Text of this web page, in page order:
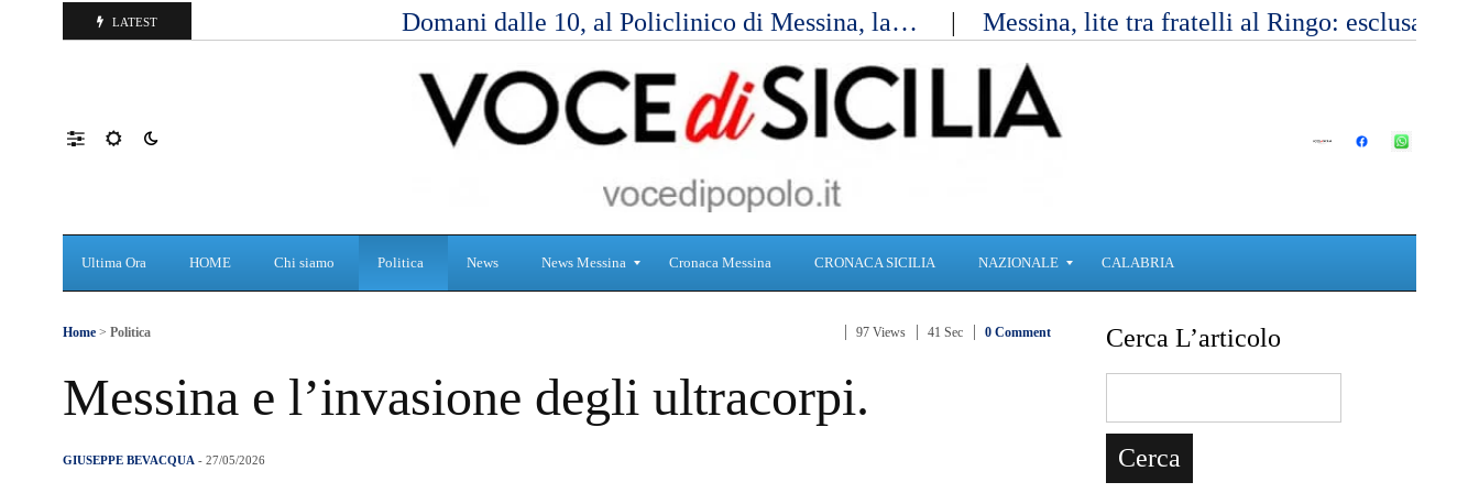
LATEST Domani dalle 10, al Policlinico di Messina, la… Messina, lite tra fratelli al Ringo: esclusa
Ultima Ora HOME Chi siamo Politica News News Messina
n
i
Cronaca Messina CRONACA SICILIA NAZIONALE CALABRIA
Home > Politica 97 Views 41 Sec 0 Comment
Messina e l’invasione degli ultracorpi.
GIUSEPPE BEVACQUA - 27/05/2026
Cerca L’articolo